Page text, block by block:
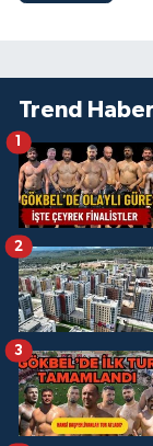
Trend
2
3